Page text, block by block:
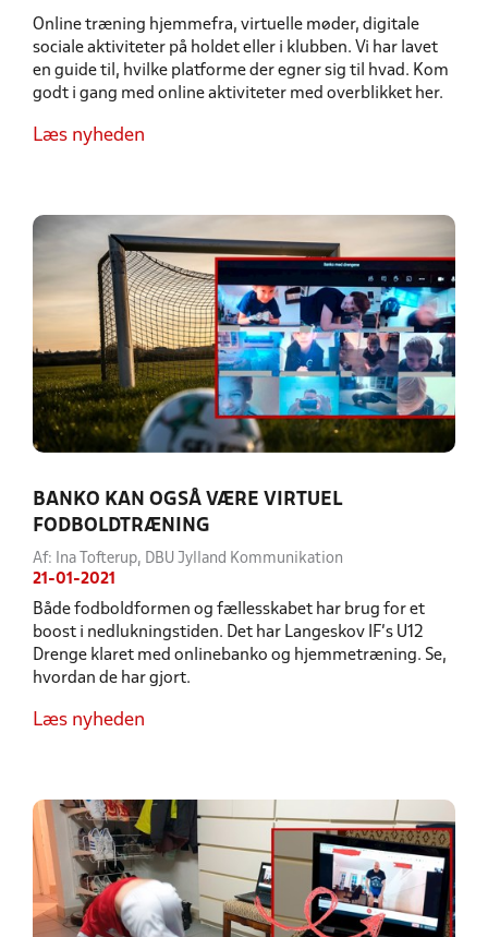
Online træning hjemmefra, virtuelle møder, digitale
sociale aktiviteter på holdet eller i klubben. Vi har lavet
en guide til, hvilke platforme der egner sig til hvad. Kom
godt i gang med online aktiviteter med overblikket her.
Læs nyheden
BANKO KAN OGSÅ VÆRE VIRTUEL
FODBOLDTRÆNING
Af: Ina Tofterup, DBU Jylland Kommunikation
21-01-2021
Både fodboldformen og fællesskabet har brug for et
boost i nedlukningstiden. Det har Langeskov IF's U12
Drenge klaret med onlinebanko og hjemmetræning. Se,
hvordan de har gjort.
Læs nyheden